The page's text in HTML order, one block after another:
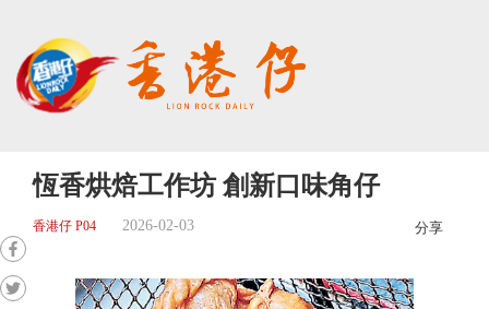
恆香烘焙工作坊 創新口味角仔
香港仔 P04 2026-02-03 分享